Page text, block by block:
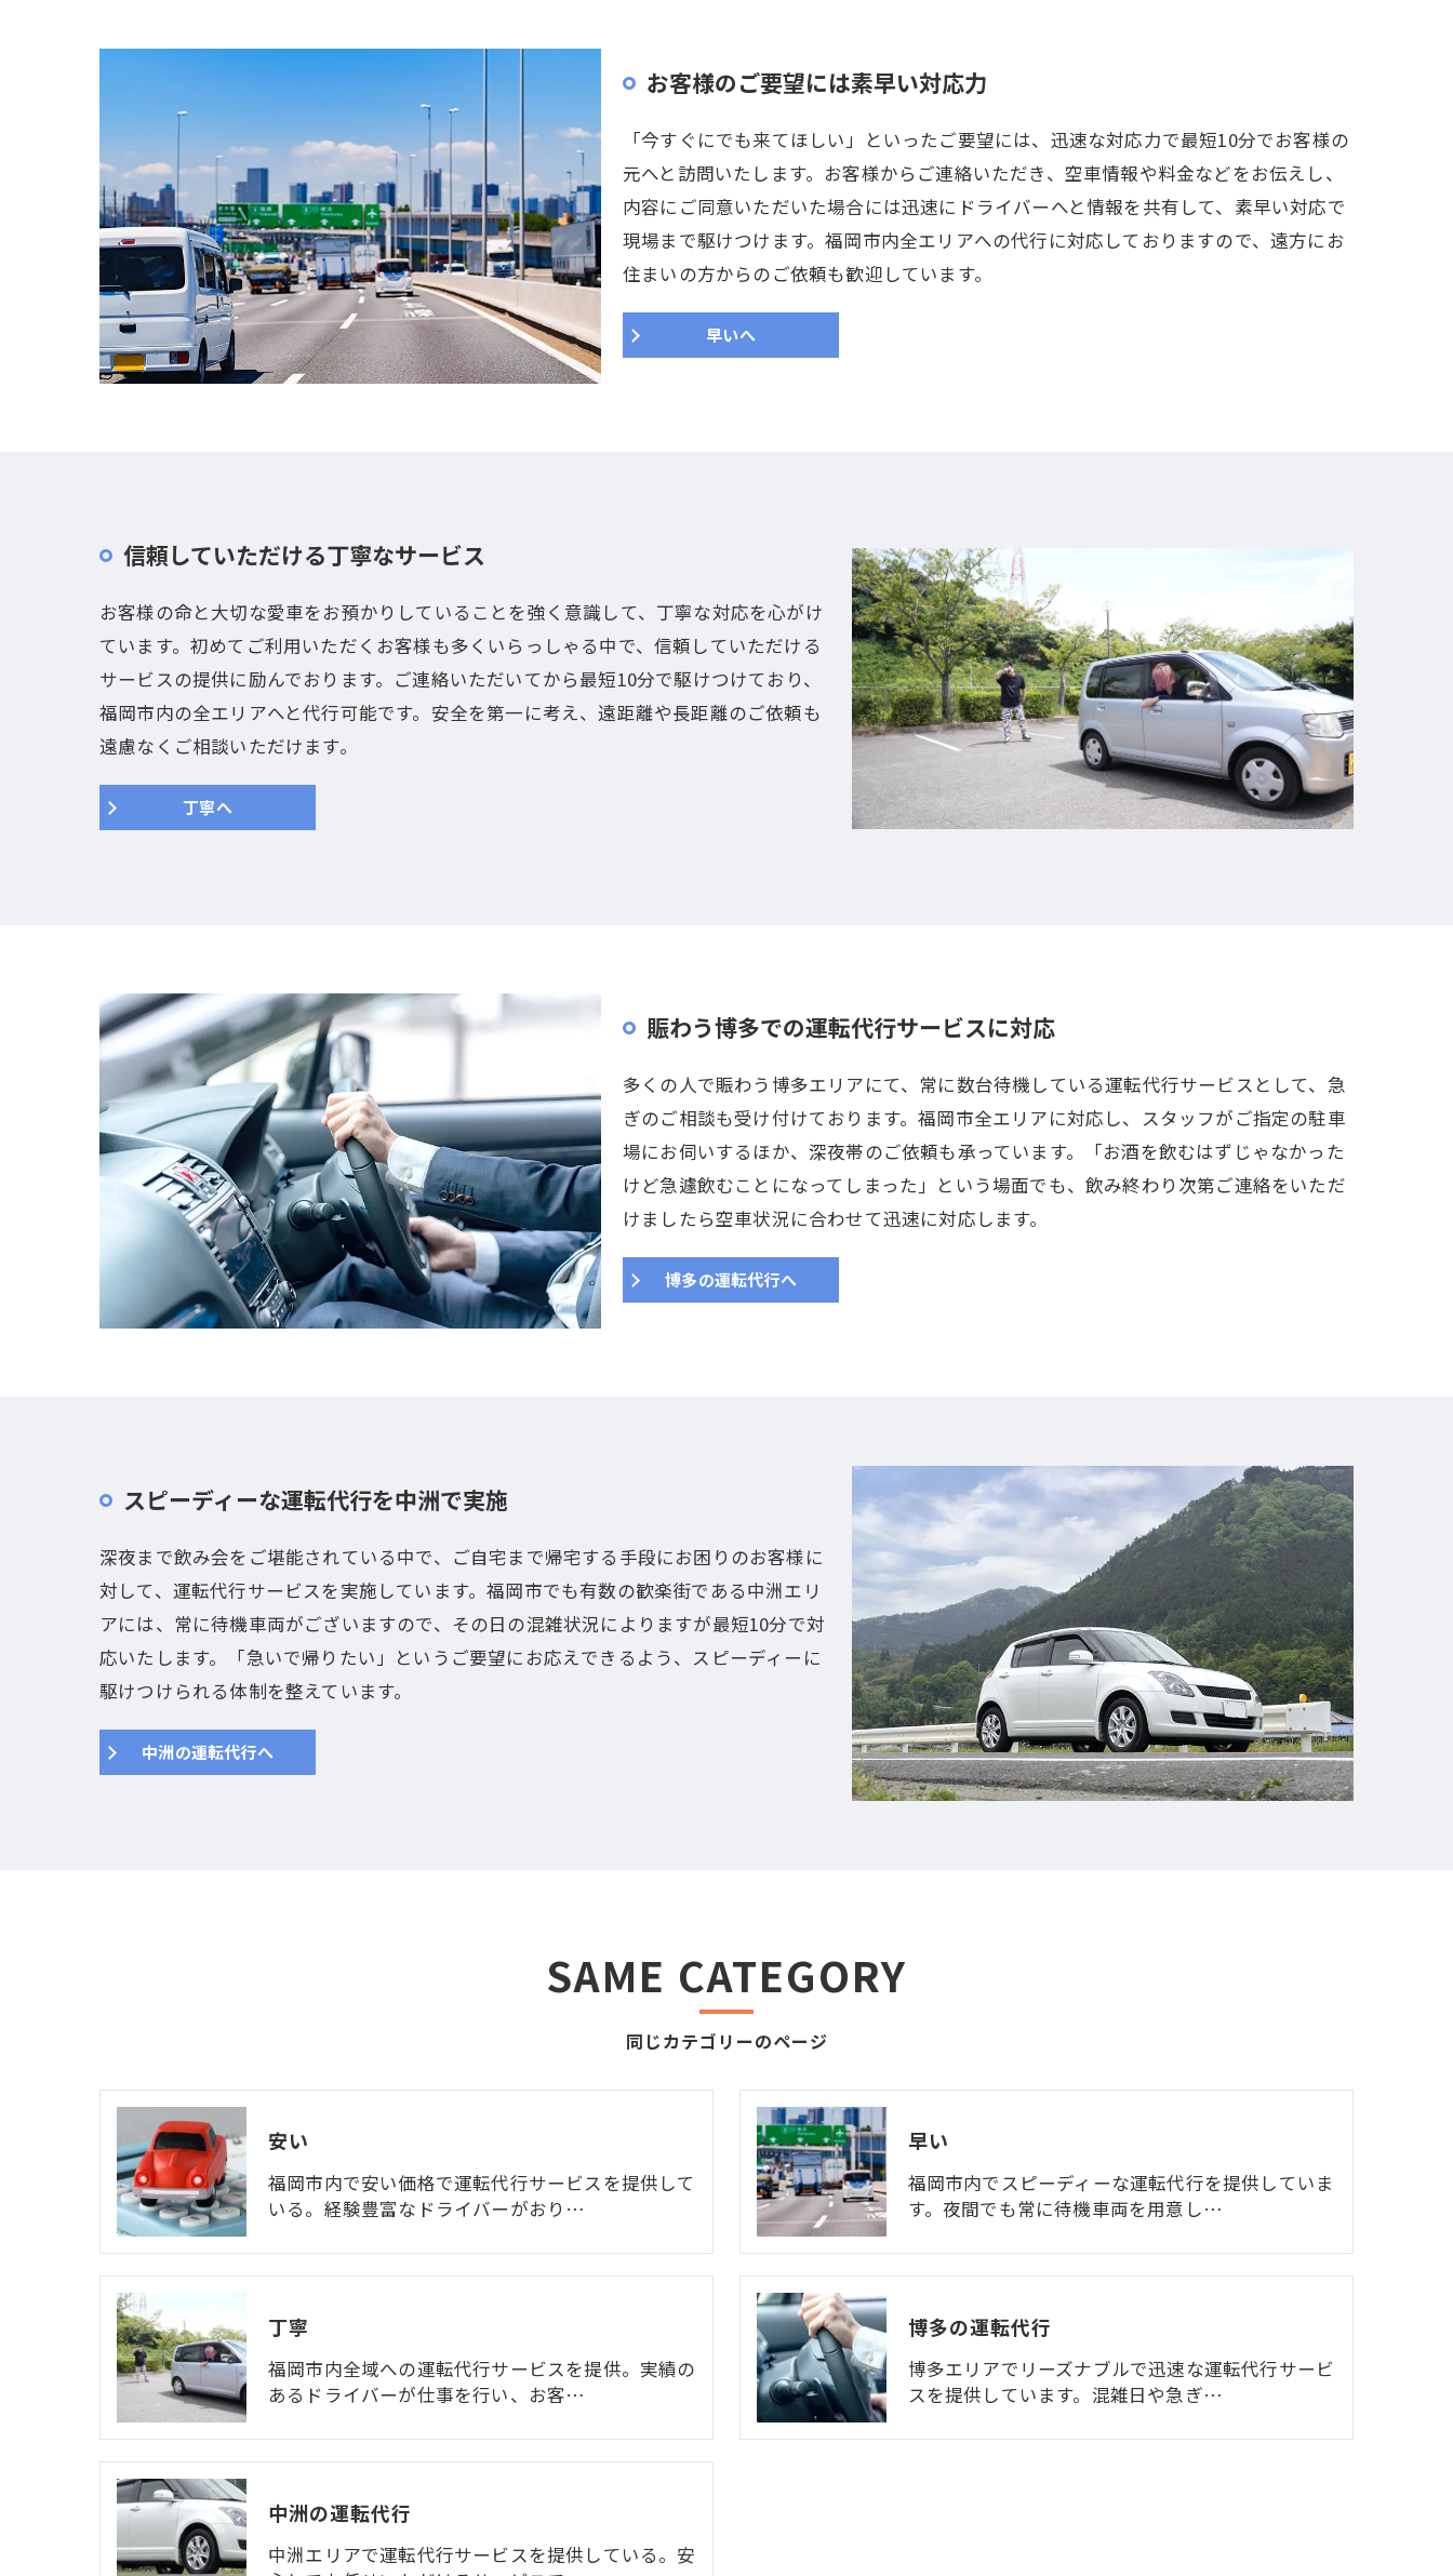
お客様のご要望には素早い対応力
「今すぐにでも来てほしい」といったご要望には、迅速な対応力で最短10分でお客様の
元へと訪問いたします。お客様からご連絡いただき、空車情報や料金などをお伝えし、
内容にご同意いただいた場合には迅速にドライバーへと情報を共有して、素早い対応で
現場まで駆けつけます。福岡市内全エリアへの代行に対応しておりますので、遠方にお
住まいの方からのご依頼も歓迎しています。
早いへ
信頼していただける丁寧なサービス
お客様の命と大切な愛車をお預かりしていることを強く意識して、丁寧な対応を心がけ
ています。初めてご利用いただくお客様も多くいらっしゃる中で、信頼していただける
サービスの提供に励んでおります。ご連絡いただいてから最短10分で駆けつけており、
福岡市内の全エリアへと代行可能です。安全を第一に考え、遠距離や長距離のご依頼も
遠慮なくご相談いただけます。
丁寧へ
賑わう博多での運転代行サービスに対応
多くの人で賑わう博多エリアにて、常に数台待機している運転代行サービスとして、急
ぎのご相談も受け付けております。福岡市全エリアに対応し、スタッフがご指定の駐車
場にお伺いするほか、深夜帯のご依頼も承っています。「お酒を飲むはずじゃなかった
けど急遽飲むことになってしまった」という場面でも、飲み終わり次第ご連絡をいただ
けましたら空車状況に合わせて迅速に対応します。
博多の運転代行へ
スピーディーな運転代行を中洲で実施
深夜まで飲み会をご堪能されている中で、ご自宅まで帰宅する手段にお困りのお客様に
対して、運転代行サービスを実施しています。福岡市でも有数の歓楽街である中洲エリ
アには、常に待機車両がございますので、その日の混雑状況によりますが最短10分で対
応いたします。「急いで帰りたい」というご要望にお応えできるよう、スピーディーに
駆けつけられる体制を整えています。
中洲の運転代行へ
同じカテゴリーのページ
SAME CATEGORY
安い
福岡市内で安い価格で運転代行サービスを提供して
いる。経験豊富なドライバーがおり…
早い
福岡市内でスピーディーな運転代行を提供していま
す。夜間でも常に待機車両を用意し…
丁寧
福岡市内全域への運転代行サービスを提供。実績の
あるドライバーが仕事を行い、お客…
博多の運転代行
博多エリアでリーズナブルで迅速な運転代行サービ
スを提供しています。混雑日や急ぎ…
中洲の運転代行
中洲エリアで運転代行サービスを提供している。安